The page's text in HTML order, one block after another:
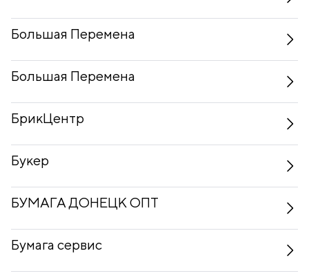
Большая Перемена
Большая Перемена
БрикЦентр
Букер
БУМАГА ДОНЕЦК ОПТ
Бумага сервис